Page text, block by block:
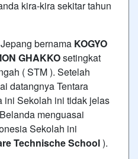
kira-kira sekitar tahun
bernama KOGYO
GHAKKOsetingkat
( STM ). Setelah
datangnya Tentara
ini Sekolah ini tidak jelas
menguasai
Sekolah ini
Technische School).